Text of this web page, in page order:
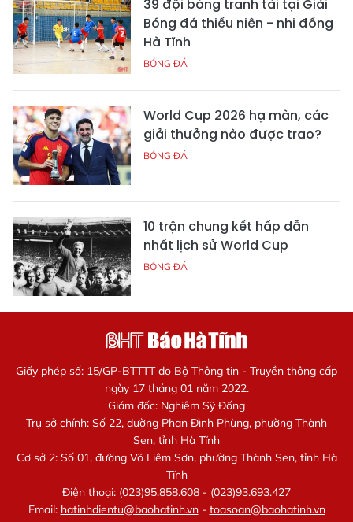
39 đội bóng tranh tài tại Giải
Bóng đá thiếu niên - nhi đồng
Hà Tĩnh
BÓNG ĐÁ
World Cup 2026 hạ màn, các
giải thưởng nào được trao?
BÓNG ĐÁ
10 trận chung kết hấp dẫn
nhất lịch sử World Cup
BÓNG ĐÁ
Giấy phép số: 15/GP-BTTTT do Bộ Thông tin - Truyền thông cấp
ngày 17 tháng 01 năm 2022.
Giám đốc: Nghiêm Sỹ Đống
Trụ sở chính: Số 22, đường Phan Đình Phùng, phường Thành
Sen, tỉnh Hà Tĩnh
Cơ sở 2: Số 01, đường Võ Liêm Sơn, phường Thành Sen, tỉnh Hà
Tĩnh
Điện thoại: (023)95.858.608 - (023)93.693.427
Email: hatinhdientu@baohatinh.vn- toasoan@baohatinh.vn